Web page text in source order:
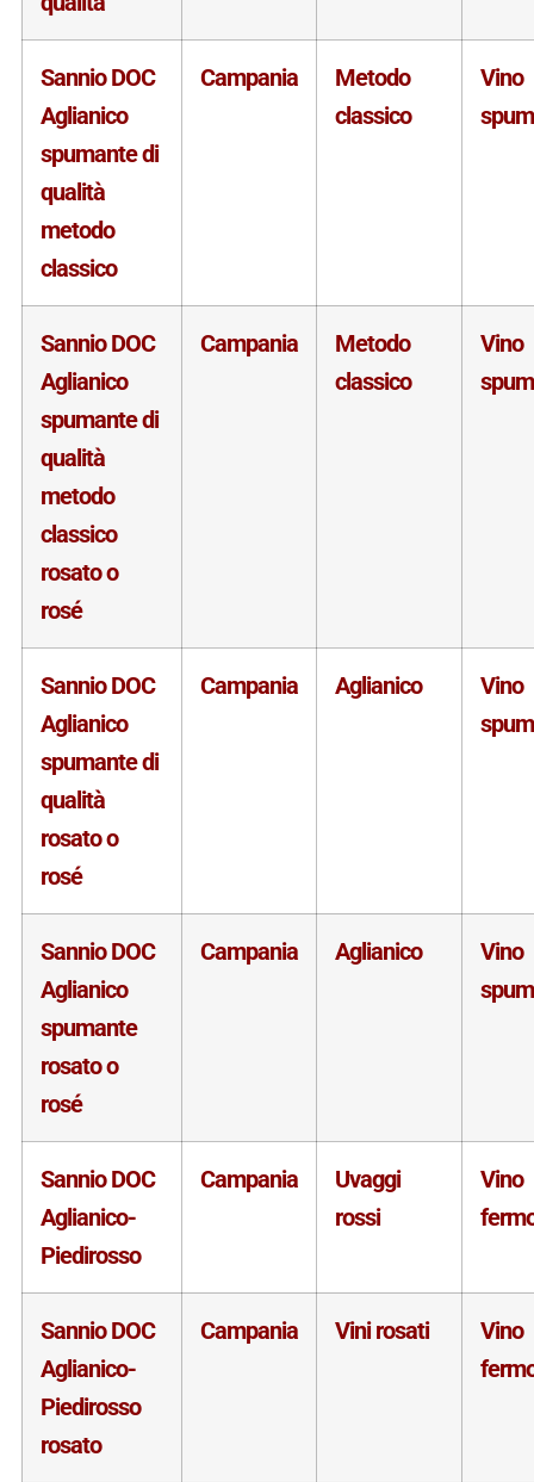
Sannio DOC
Aglianico
spumante di
qualità
metodo
classico
Campania
Metodo
classico
Vino
Sannio DOC
Aglianico
spumante di
qualità
metodo
classico
rosato o
rosé
Campania
Metodo
classico
Vino
Sannio DOC
Aglianico
spumante di
qualità
rosato o
rosé
Campania Aglianico
Vino
Sannio DOC
Aglianico
spumante
rosato o
rosé
Campania Aglianico
Vino
Sannio DOC
Aglianico-
Piedirosso
Campania
Uvaggi
rossi
Vino
Sannio DOC
Aglianico-
Piedirosso
rosato
Campania Vini rosati
Vino